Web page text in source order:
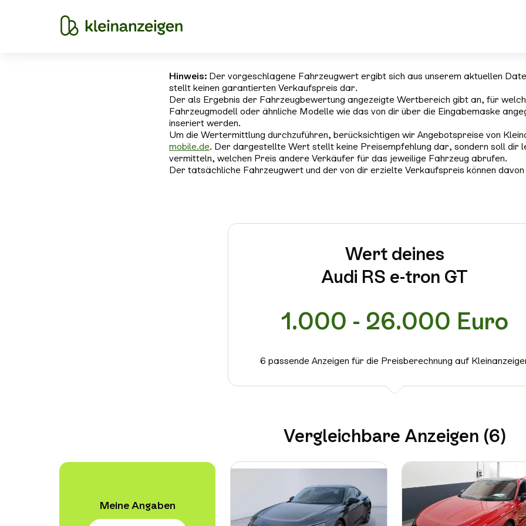
Hinweis: Der vorgeschlagene Fahrzeugwert ergibt sich aus unserem aktuellen
stellt keinen garantierten Verkaufspreis dar.
Der als Ergebnis der Fahrzeugbewertung angezeigte Wertbereich gibt an, für
Fahrzeugmodell oder ähnliche Modelle wie das von dir über die Eingabemaske
inseriert werden.
Um die Wertermittlung durchzuführen, berücksichtigen wir Angebotspreise von
mobile.de. Der dargestellte Wert stellt keine Preisempfehlung dar, sondern soll dir
vermitteln, welchen Preis andere Verkäufer für das jeweilige Fahrzeug abrufen.
Der tatsächliche Fahrzeugwert und der von dir erzielte Verkaufspreis können
Wert deines
Audi RS e-tron GT
1.000 - 26.000 Euro
6 passende Anzeigen für die Preisberechnung auf
Vergleichbare Anzeigen (6)
Meine Angaben